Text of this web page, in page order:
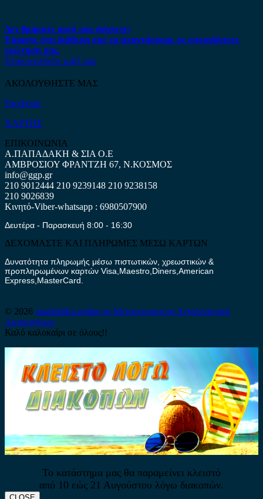
Δεν βρήκατε αυτό που ψάχνετε;
Είμαστε στη διάθεση σας να απαντήσουμε σε οποιαδήποτε
ερώτηση σας.
Επικοινωνήστε μαζί μας
ΑΚΟΛΟΥΘΗΣΤΕ ΜΑΣ
Facebook
ΧΑΡΤΗΣ
ΕΠΙΚΟΙΝΩΝΙΑ
Α.ΠΑΠΑΔΑΚΗ & ΣΙΑ Ο.Ε
ΑΜΒΡΟΣΙΟΥ ΦΡΑΝΤΖΗ 67, Ν.ΚΟΣΜΟΣ
info@ggp.gr
210 9012444 210 9239148 210 9238158
210 9026839
Κινητό-Viber-whatsapp : 6980507900
Δευτέρα - Παρασκευή 8:00 - 16:30
ΔΕΧΟΜΑΣΤΕ ΚΑΙ ΠΛΗΡΩΜΕΣ ΜΕΣΩ ΚΑΡΤΩΝ
Δυνατότητα πληρωμής μέσω πιστωτικών, χρεωστικών &
προπληρωμένων καρτών Visa,Maestro,Diners,American
Express,MasterCard.
© 2026 antalaktika-online.grΜεταχειρισμένα Ανταλλακτικά
Αυτοκινήτων
Καλό καλοκαίρι σε όλους!!
Το κατάστημα μας θα παραμείνει κλειστό
από 10 εώς 21 Αυγούστου λόγω διακοπών.